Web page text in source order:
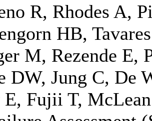
R, Rhodes A,
HB,
M, Rezende E,
DW, Jung C, De
Fujii T,